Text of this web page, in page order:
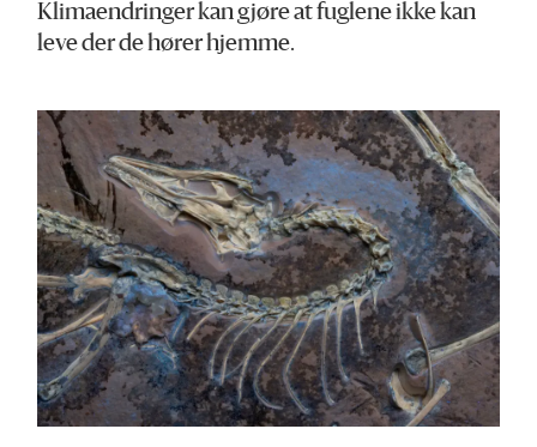
Klimaendringer kan gjøre at fuglene ikke kan
leve der de hører hjemme.